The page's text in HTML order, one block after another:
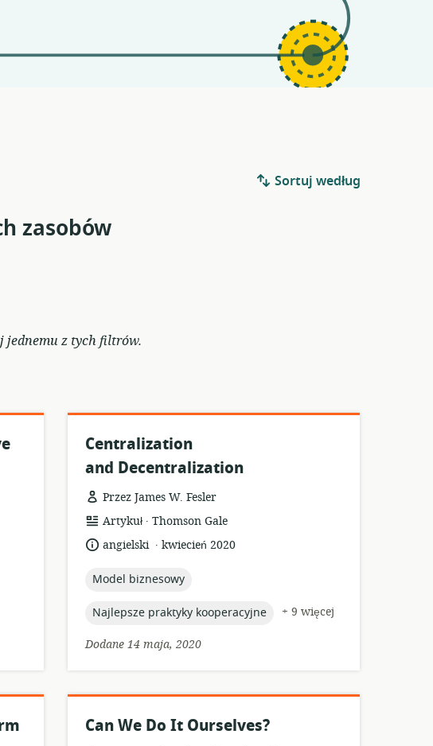
Sortuj według
zasobów
jednemu z tych filtrów.
Centralization
and Decentralization
Przez James W. Fesler
format
zasobów:
Artykuł .
wydawca:
Thomson Gale
język:angielski .
datakwiecień 2020
topic:
Model biznesowy
topic:
Najlepsze praktyky kooperacyjne
+ 9 więcej
Dodane 14 maja, 2020
Can We Do It Ourselves?